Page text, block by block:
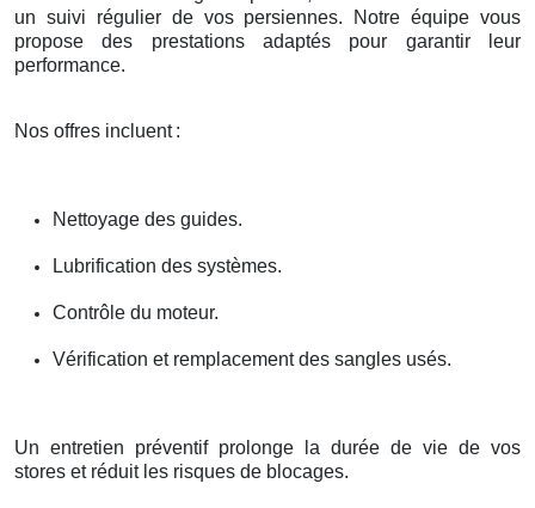
un suivi régulier de vos persiennes. Notre équipe vous
propose des prestations adaptés pour garantir leur
performance.
Nos offres incluent :
Nettoyage des guides.
Lubrification des systèmes.
Contrôle du moteur.
Vérification et remplacement des sangles usés.
Un entretien préventif prolonge la durée de vie de vos
stores et réduit les risques de blocages.